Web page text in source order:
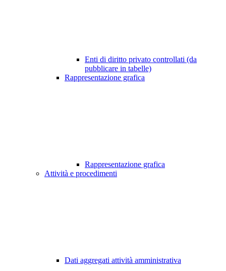
Enti di diritto privato controllati (da
pubblicare in tabelle)
Rappresentazione grafica
Rappresentazione grafica
Attività e procedimenti
Dati aggregati attività amministrativa